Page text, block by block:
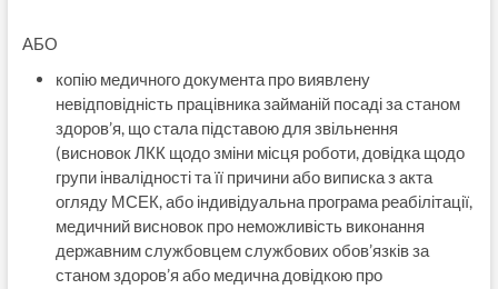
АБО
копію медичного документа про виявлену
невідповідність працівника займаній посаді за станом
здоров’я, що стала підставою для звільнення
(висновок ЛКК щодо зміни місця роботи, довідка щодо
групи інвалідності та її причини або виписка з акта
огляду МСЕК, або індивідуальна програма реабілітації,
медичний висновок про неможливість виконання
державним службовцем службових обов’язків за
станом здоров’я або медична довідкою про